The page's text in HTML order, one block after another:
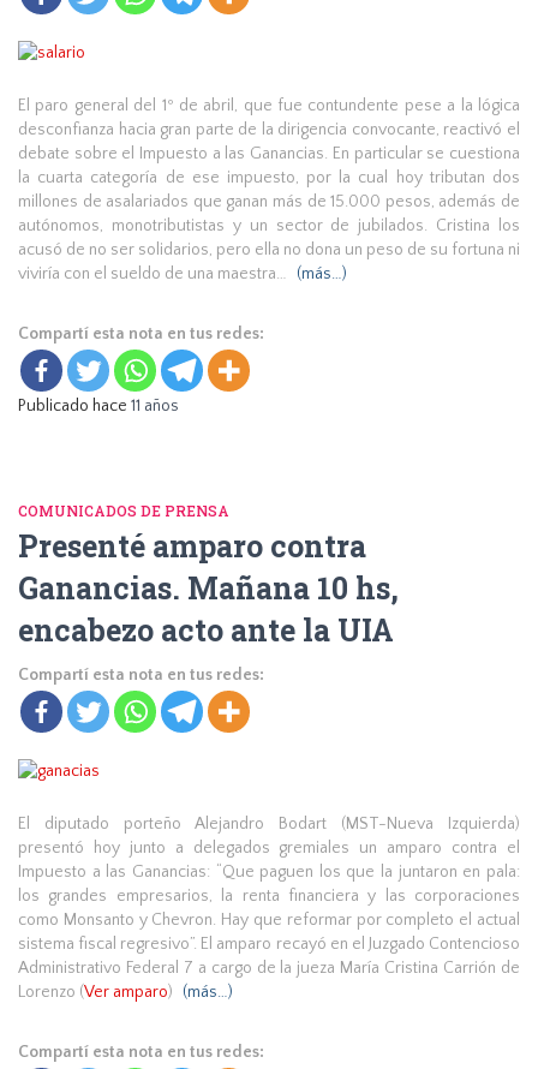
El paro general del 1º de abril, que fue contundente pese a la lógica
desconfianza hacia gran parte de la dirigencia convocante, reactivó el
debate sobre el Impuesto a las Ganancias. En particular se cuestiona
la cuarta categoría de ese impuesto, por la cual hoy tributan dos
millones de asalariados que ganan más de 15.000 pesos, además de
autónomos, monotributistas y un sector de jubilados. Cristina los
acusó de no ser solidarios, pero ella no dona un peso de su fortuna ni
viviría con el sueldo de una maestra…
(más…)
Compartí esta nota en tus redes:
Publicado hace 11 años
COMUNICADOS DE PRENSA
Presenté amparo contra
Ganancias. Mañana 10 hs,
encabezo acto ante la UIA
Compartí esta nota en tus redes:
El diputado porteño Alejandro Bodart (MST-Nueva Izquierda)
presentó hoy junto a delegados gremiales un amparo contra el
Impuesto a las Ganancias: “Que paguen los que la juntaron en pala:
los grandes empresarios, la renta financiera y las corporaciones
como Monsanto y Chevron. Hay que reformar por completo el actual
sistema fiscal regresivo”. El amparo recayó en el Juzgado Contencioso
Administrativo Federal 7 a cargo de la jueza María Cristina Carrión de
Lorenzo (Ver amparo) (más…)
Compartí esta nota en tus redes: